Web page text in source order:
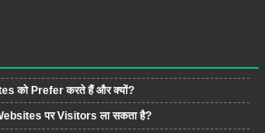
को Prefer करते हैं और क्यों?
पर Visitors ला सकता है?